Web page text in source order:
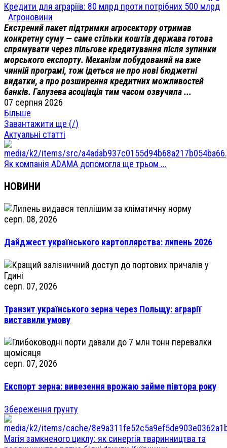
Кредити для аграріїв: 80 млрд проти потрібних 500 млрд
Агроновини
Екстрений пакет підтримки агросектору отримав
конкретну суму — саме стільки коштів держава готова
спрямувати через пільгове кредитування після зупинки
морського експорту. Механізм побудований на вже
чинній програмі, тож ідеться не про нові бюджетні
видатки, а про розширення кредитних можливостей
банків. Галузева асоціація тим часом озвучила ...
07 серпня 2026
Більше
Завантажити ще (/)
Актуальні статті
Як компанія ADAMA допомогла ще трьом ...
НОВИНИ
серп. 08, 2026
Дайджест українського картоплярства: липень 2026
серп. 07, 2026
Транзит українського зерна через Польщу: аграрії
виставили умову
серп. 07, 2026
Експорт зерна: вивезення врожаю займе півтора року
Збереження грунту
Магія замкненого циклу: як синергія тваринництва та